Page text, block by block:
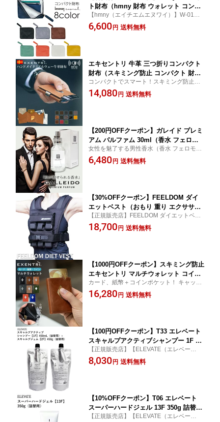
ト財布（hmny 財布 ウォレット コンパ
クト シンプル 牛革 メンズ ギフト 父の
日 誕生日 人気 薄型 キャッシュレス お
【hmny（エイチエムエヌワイ）】W-013
hmny コンパクト財布【正規販売店】
6,600 円 送料無料
エキセントリ 牛革 三つ折りコンパクト
財布（スキミング防止 コンパクト 財布
EXENTRI WALLETS ノルウェー ハンド
メイド 手作業 コンパクト スリム カー
コンパクトでスマート！スキミング防止や
スライドカードアクセス、ステンレス製独
自開閉など機能面も充実したハンドメイド
14,080 円 送料無料
【200円OFFクーポン】ガレイド プレミ
アム パルファム 30ml（香水 フェロモ
ン 男性 メンズ フレグランス モテ 女性
ウケ デート おすすめ 人気 モテる 魅惑
×】
女性を魅了する男性香水（香水 フェロモン
メンズ フレグランス モテ 女性ウケ デート
おすすめ 人気 モテる 魅惑 魅了 大人 惹きつ
6,480 円 送料無料
【30%OFFクーポン】FEELDOM ダイ
エットベスト（おもり 重り エクササイ
ズ トレーニング ジム コンパクト 手
軽）【送料無料 】
【正規販売店】FEELDOM ダイエットベス
ト
18,700 円 送料無料
【1000円OFFクーポン】スキミング防止
エキセントリ マルチウォレット コイン
ケース付き（ コンパクト 財布 EXENTR
I キャッシュレス財布 スマート決済 RFI
カード、紙幣＋コインポケット！ キャッシ
ュレス時代のコンパクトなスマート財布。
胸ポケットやジーンズの前ポケットに入れ
16,280 円 送料無料
【100円OFFクーポン】T33 エレベート
スキャルプアクティブシャンプー 1F 45
0mL 詰替用＋T38 スキャルプジェム 2F
450g 詰替用（ELEVATE 詰め替え用 リ
【正規販売店】【ELEVATE（エレベー
ト）】 T33 エレベート スキャルプア
クティブシャンプー 1F 450mL 詰替用
8,030 円 送料無料
【10%OFFクーポン】T06 エレベート
スーパーハードジェル 13F 350g 詰替用
（ELEVATE 詰め替え用 リフィル スタ
【正規販売店】【ELEVATE（エレベー